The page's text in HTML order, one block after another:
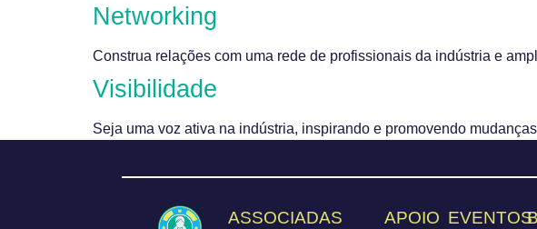
Networking
Construa relações com uma rede de profissionais da indústria e
Visibilidade
Seja uma voz ativa na indústria, inspirando e promovendo
ASSOCIADAS APOIO EVENTOS